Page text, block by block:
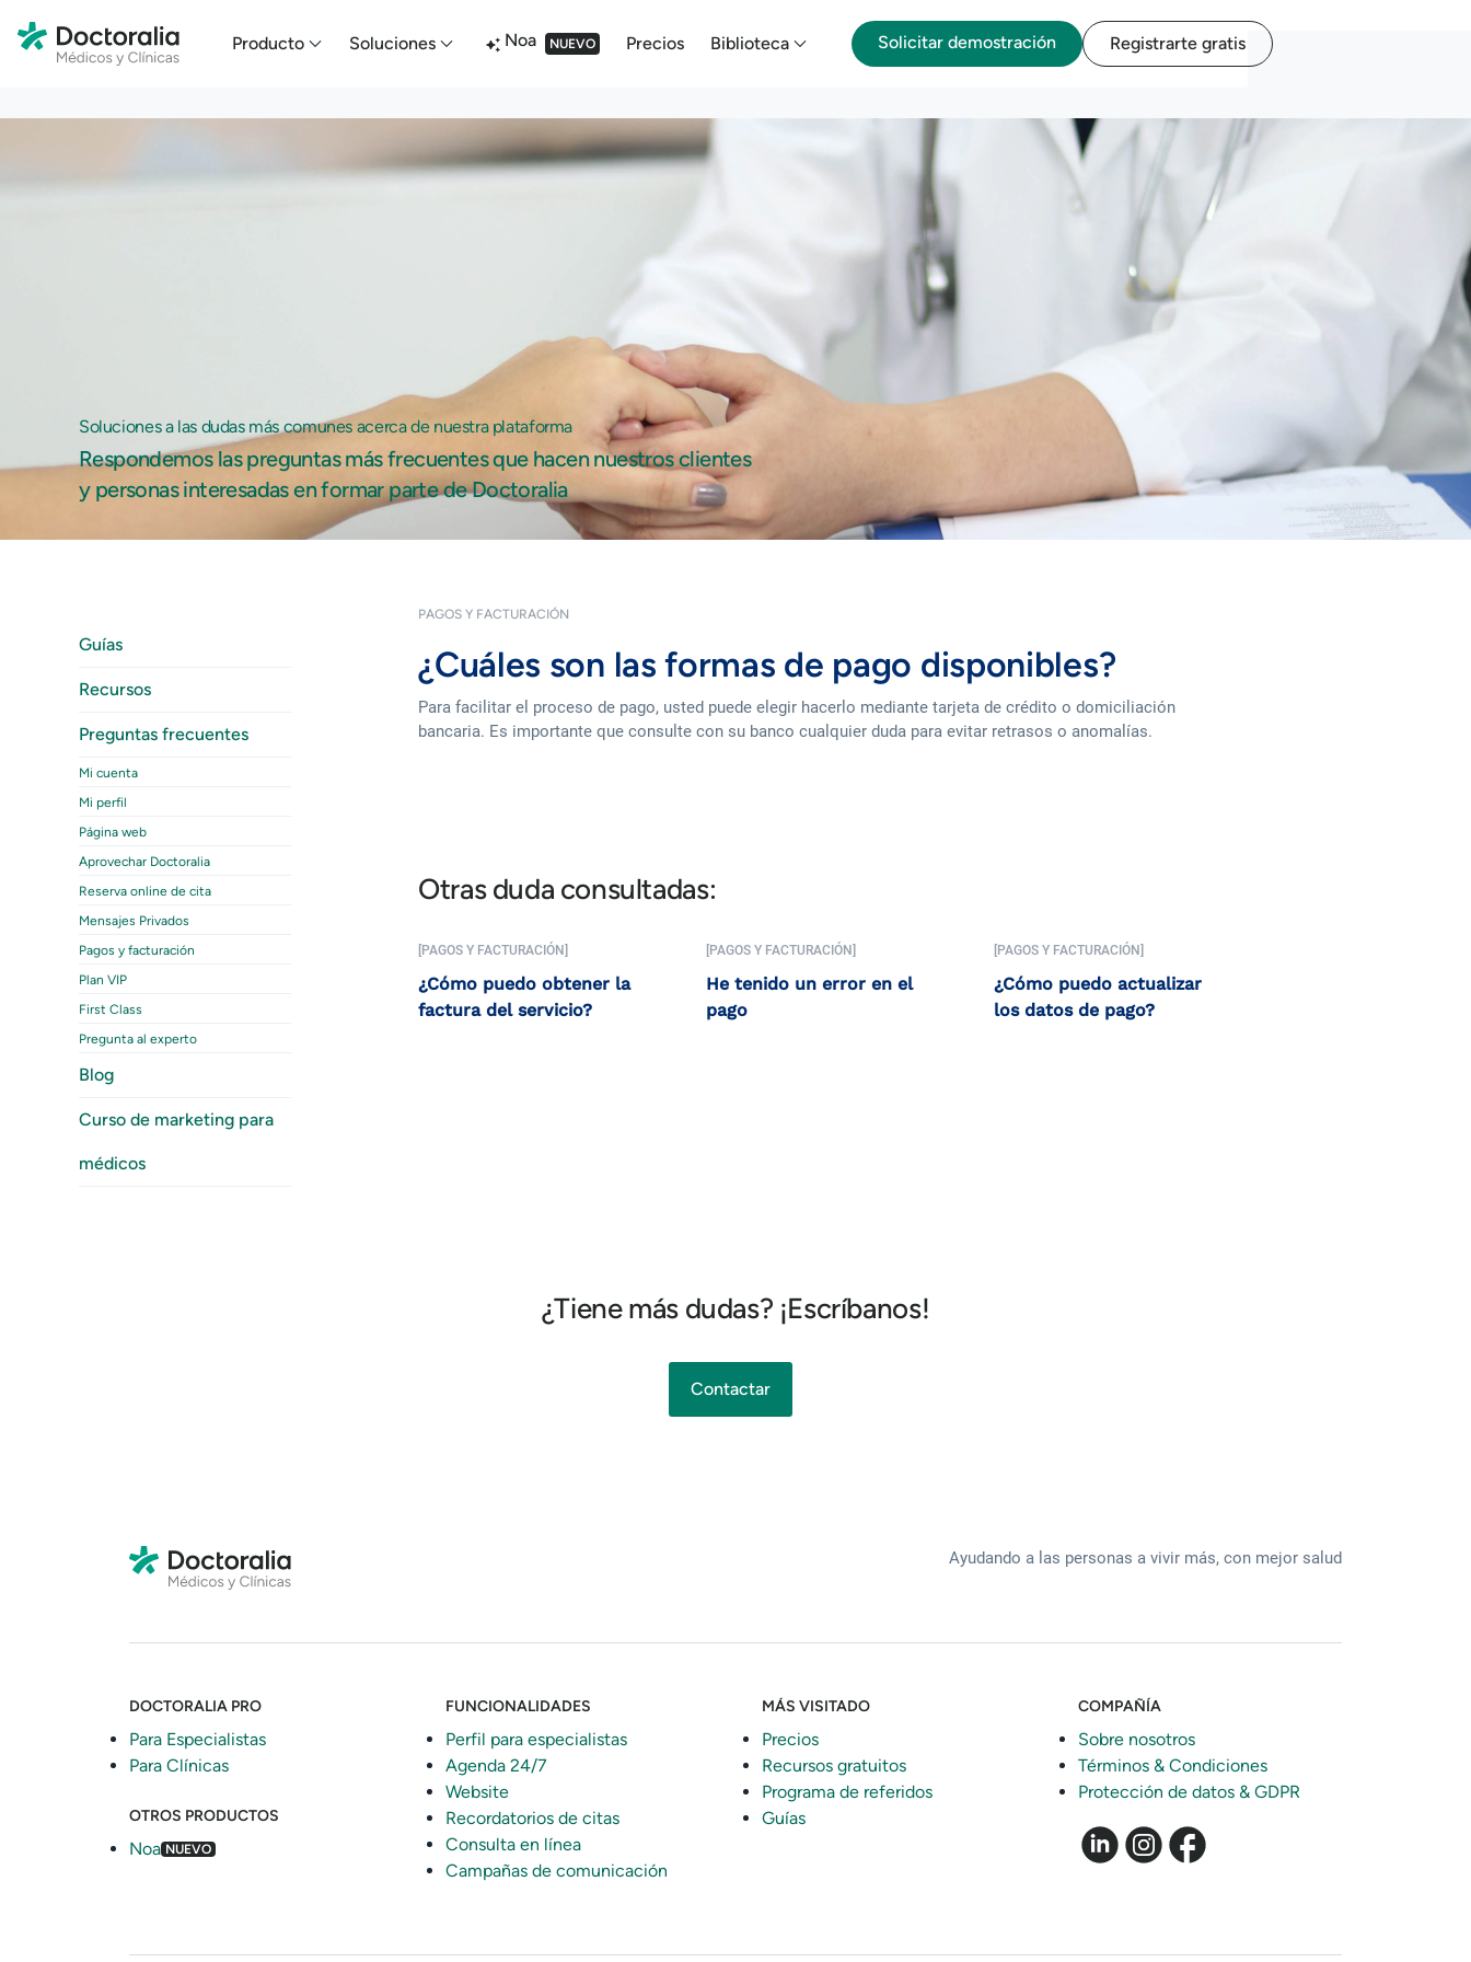
Producto Soluciones Noa NUEVO Precios Biblioteca Solicitar demostración Registrarte gratis
Guías
Recursos
Preguntas frecuentes
Mi cuenta
Mi perfil
Página web
Aprovechar Doctoralia
Reserva online de cita
Mensajes Privados
Pagos y facturación
Plan VIP
First Class
Pregunta al experto
Blog
Curso de marketing para
médicos
Soluciones a las dudas más comunes acerca de nuestra plataforma
Respondemos las preguntas más frecuentes que hacen nuestros clientes
y personas interesadas en formar parte de Doctoralia
PAGOS Y FACTURACIÓN
¿Cuáles son las formas de pago disponibles?
Para facilitar el proceso de pago, usted puede elegir hacerlo mediante tarjeta de crédito o domiciliación
bancaria. Es importante que consulte con su banco cualquier duda para evitar retrasos o anomalías.
Otras duda consultadas:
[PAGOS Y FACTURACIÓN]
¿Cómo puedo obtener la
factura del servicio?
[PAGOS Y FACTURACIÓN]
He tenido un error en el
pago
[PAGOS Y FACTURACIÓN]
¿Cómo puedo actualizar
los datos de pago?
¿Tiene más dudas? ¡Escríbanos!
Contactar
Ayudando a las personas a vivir más, con mejor salud
DOCTORALIA PRO
Para Especialistas
Para Clínicas
OTROS PRODUCTOS
Noa NUEVO
FUNCIONALIDADES
Perfil para especialistas
Agenda 24/7
Website
Recordatorios de citas
Consulta en línea
Campañas de comunicación
MÁS VISITADO
Precios
Recursos gratuitos
Programa de referidos
Guías
COMPAÑÍA
Sobre nosotros
Términos & Condiciones
Protección de datos & GDPR